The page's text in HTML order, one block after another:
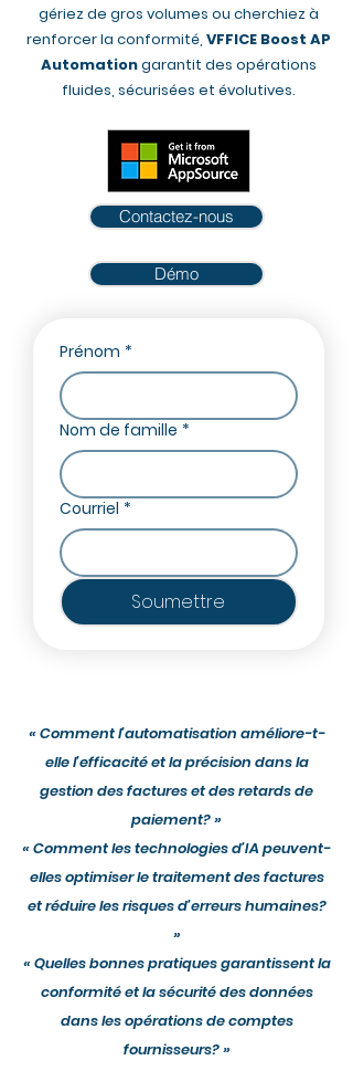
gériez de gros volumes ou cherchiez à
renforcer la conformité, VFFICE Boost AP
Automationgarantit des opérations
fluides, sécurisées et évolutives.
Contactez-nous
Démo
Prénom *
Nom de famille *
Courriel *
Soumettre
« Comment l’automatisation améliore-t-
elle l’efficacité et la précision dans la
gestion des factures et des retards de
paiement? »
« Comment les technologies d’IA peuvent-
elles optimiser le traitement des factures
et réduire les risques d’erreurs humaines?
»
« Quelles bonnes pratiques garantissent la
conformité et la sécurité des données
dans les opérations de comptes
fournisseurs? »